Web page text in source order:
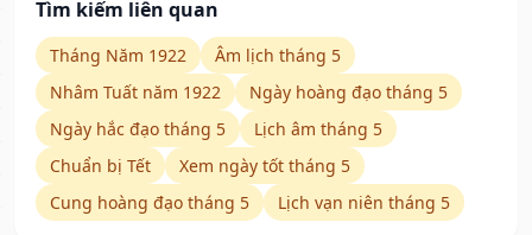
Tìm kiếm liên quan
Tháng Năm 1922
Âm lịch tháng 5
Nhâm Tuất năm 1922
Ngày hoàng đạo tháng 5
Ngày hắc đạo tháng 5
Lịch âm tháng 5
Chuẩn bị Tết
Xem ngày tốt tháng 5
Cung hoàng đạo tháng 5
Lịch vạn niên tháng 5